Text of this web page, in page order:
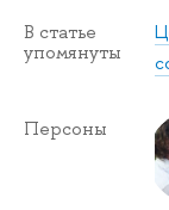
В статье
упомянуты
Персоны